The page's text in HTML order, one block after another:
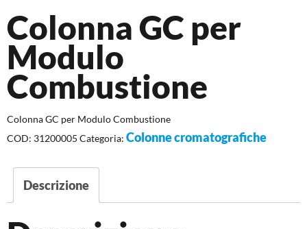
Colonna GC per
Modulo
Combustione
Colonna GC per Modulo Combustione
COD: 31200005 Categoria: Colonne cromatografiche
Descrizione